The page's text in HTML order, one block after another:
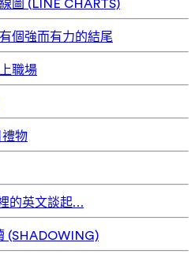
圖 (LINE CHARTS)
個強而有力的結尾
職場
物
的英文談起…
(SHADOWING)